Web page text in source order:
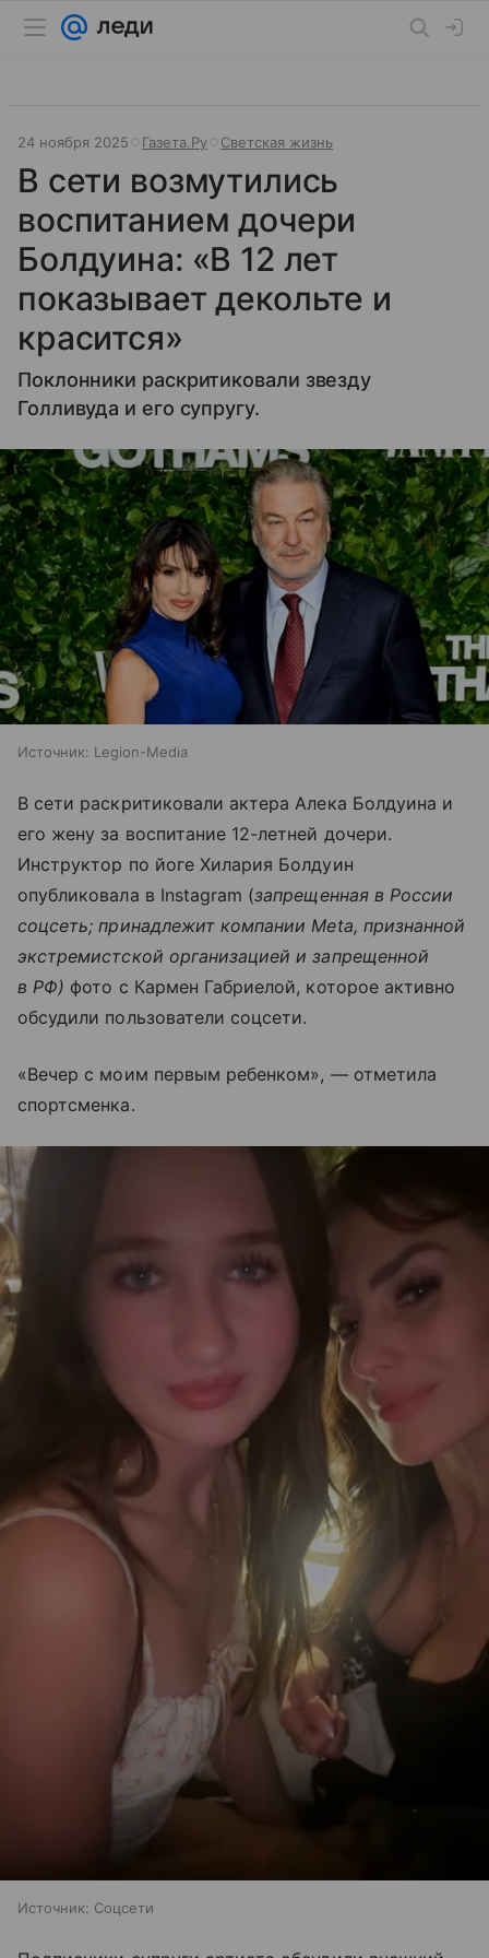
24 ноября 2025 Газета.Ру Светская жизнь
В сети возмутились
воспитанием дочери
Болдуина: «В 12 лет
показывает декольте и
красится»
Поклонники раскритиковали звезду
Голливуда и его супругу.
Источник: Legion-Media
В сети раскритиковали актера Алека Болдуина и
его жену за воспитание 12-летней дочери.
Инструктор по йоге Хилария Болдуин
опубликовала в Instagram (запрещенная в России
соцсеть; принадлежит компании Meta, признанной
экстремистской организацией и запрещенной
в РФ) фото с Кармен Габриелой, которое активно
обсудили пользователи соцсети.
«Вечер с моим первым ребенком», — отметила
спортсменка.
Источник: Соцсети